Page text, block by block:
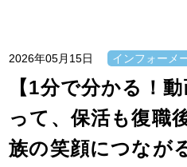
2026年05月15日 インフォーメ
【1分で分かる！
って、保活も復職
族の笑顔につなが